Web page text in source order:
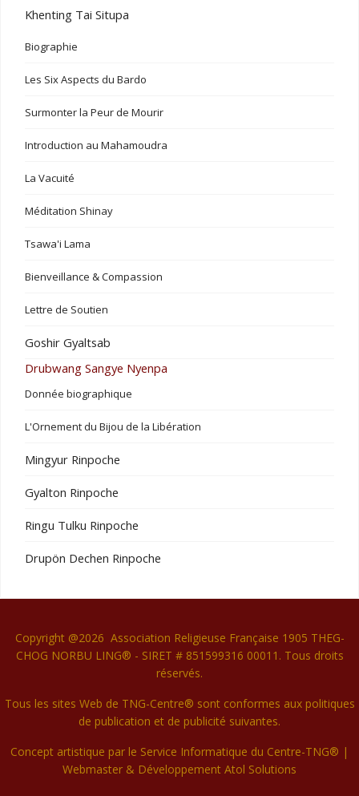
Khenting Tai Situpa
Biographie
Les Six Aspects du Bardo
Surmonter la Peur de Mourir
Introduction au Mahamoudra
La Vacuité
Méditation Shinay
Tsawa'i Lama
Bienveillance & Compassion
Lettre de Soutien
Goshir Gyaltsab
Drubwang Sangye Nyenpa
Donnée biographique
L'Ornement du Bijou de la Libération
Mingyur Rinpoche
Gyalton Rinpoche
Ringu Tulku Rinpoche
Drupön Dechen Rinpoche
Copyright @2026 Association Religieuse Française 1905 THEG-
CHOG NORBU LING® - SIRET # 851599316 00011. Tous droits
réservés.
Tous les sites Web de TNG-Centre® sont conformes aux politiques
de publication et de publicité suivantes.
Concept artistique par le Service Informatique du Centre-TNG® |
Webmaster & Développement Atol Solutions